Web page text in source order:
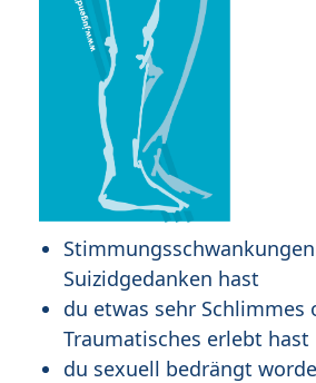
Suizidgedanken hast
du etwas sehr Schlimmes
Traumatisches erlebt hast
du sexuell bedrängt